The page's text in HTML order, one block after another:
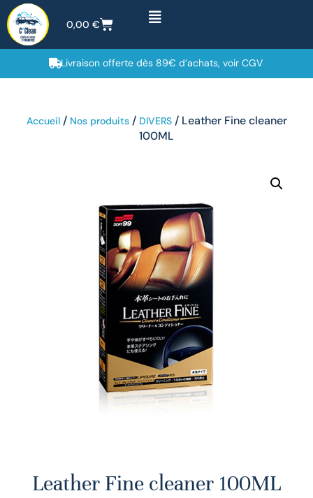
0,00 €
Livraison offerte dès 89€ d’achats, voir CGV
Accueil/ Nos produits/ DIVERS/ Leather Fine cleaner
100ML
Leather Fine cleaner 100ML